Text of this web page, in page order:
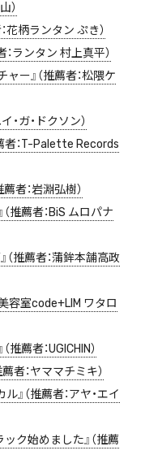
）
花柄ランタン ぷき）
：ランタン 村上真平）
ャー』（推薦者：松隈ケ
・ガ・ドクソン）
薦者：T-Palette Records
薦者：岩淵弘樹）
（推薦者：BiS ムロパナ
（推薦者：蒲鉾本舗高政
美容室code+LIM ワタロ
推薦者：UGICHIN）
薦者：ヤママチミキ）
』（推薦者：アヤ・エイ
ック始めました』（推薦